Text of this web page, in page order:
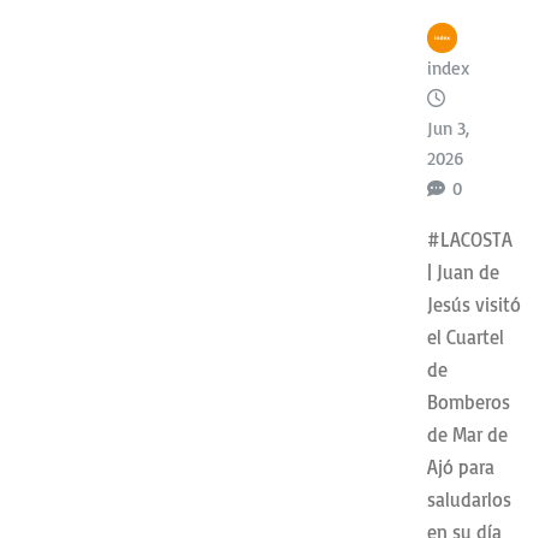
index
Jun 3,
2026
0
#LACOSTA
| Juan de
Jesús visitó
el Cuartel
de
Bomberos
de Mar de
Ajó para
saludarlos
en su día